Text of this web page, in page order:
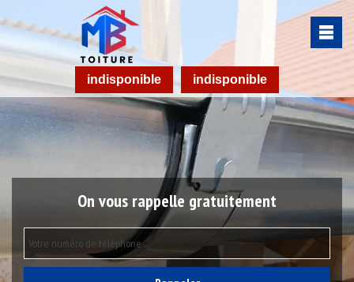
indisponible indisponible
On vous rappelle gratuitement